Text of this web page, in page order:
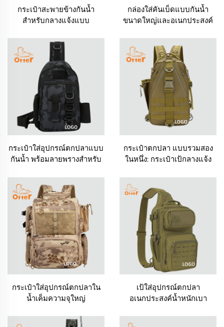
กระเป๋าสะพายข้างกันน้ำ
สำหรับกลางแจ้งแบบ
กล่องใส่คันเบ็ดแบบกันน้ำ
ขนาดใหญ่และอเนกประสงค์
กระเป๋าใส่อุปกรณ์ตกปลาแบบ
กันน้ำ พร้อมลายพรางสำหรับ
กระเป๋าตกปลา แบบรวมสอง
ในหนึ่ง: กระเป๋าเป้กลางแจ้ง
กระเป๋าใส่อุปกรณ์ตกปลาใน
น้ำเค็มความจุใหญ่
เป้ใส่อุปกรณ์ตกปลา
อเนกประสงค์น้ำหนักเบา